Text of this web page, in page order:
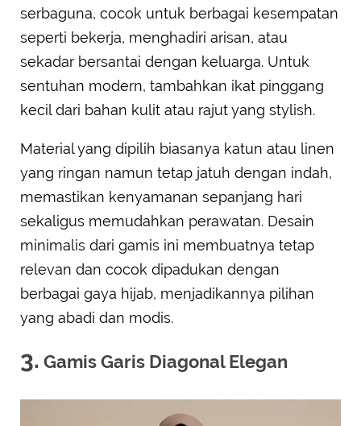
serbaguna, cocok untuk berbagai kesempatan
seperti bekerja, menghadiri arisan, atau
sekadar bersantai dengan keluarga. Untuk
sentuhan modern, tambahkan ikat pinggang
kecil dari bahan kulit atau rajut yang stylish.
Material yang dipilih biasanya katun atau linen
yang ringan namun tetap jatuh dengan indah,
memastikan kenyamanan sepanjang hari
sekaligus memudahkan perawatan. Desain
minimalis dari gamis ini membuatnya tetap
relevan dan cocok dipadukan dengan
berbagai gaya hijab, menjadikannya pilihan
yang abadi dan modis.
3. Gamis Garis Diagonal Elegan